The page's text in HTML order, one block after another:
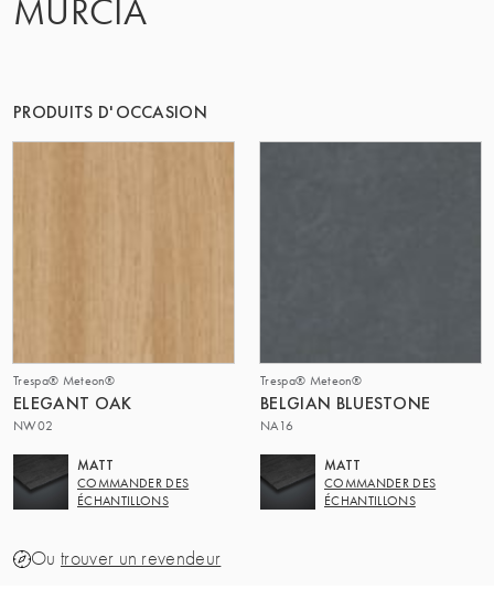
MURCIA
PRODUITS D'OCCASION
Trespa® Meteon®
ELEGANT OAK
NW02
MATT
COMMANDER DES
ÉCHANTILLONS
Trespa® Meteon®
BELGIAN BLUESTONE
NA16
MATT
COMMANDER DES
ÉCHANTILLONS
Ou trouver un revendeur